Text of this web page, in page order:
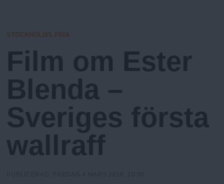
o
c
k
h
o
r
m
y
STOCKHOLMS FRIA
Film om Ester
Blenda –
Sveriges första
wallraff